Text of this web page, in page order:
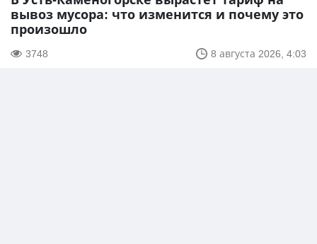
вывоз мусора: что изменится и почему это
произошло
3748 8 августа 2026, 4:03